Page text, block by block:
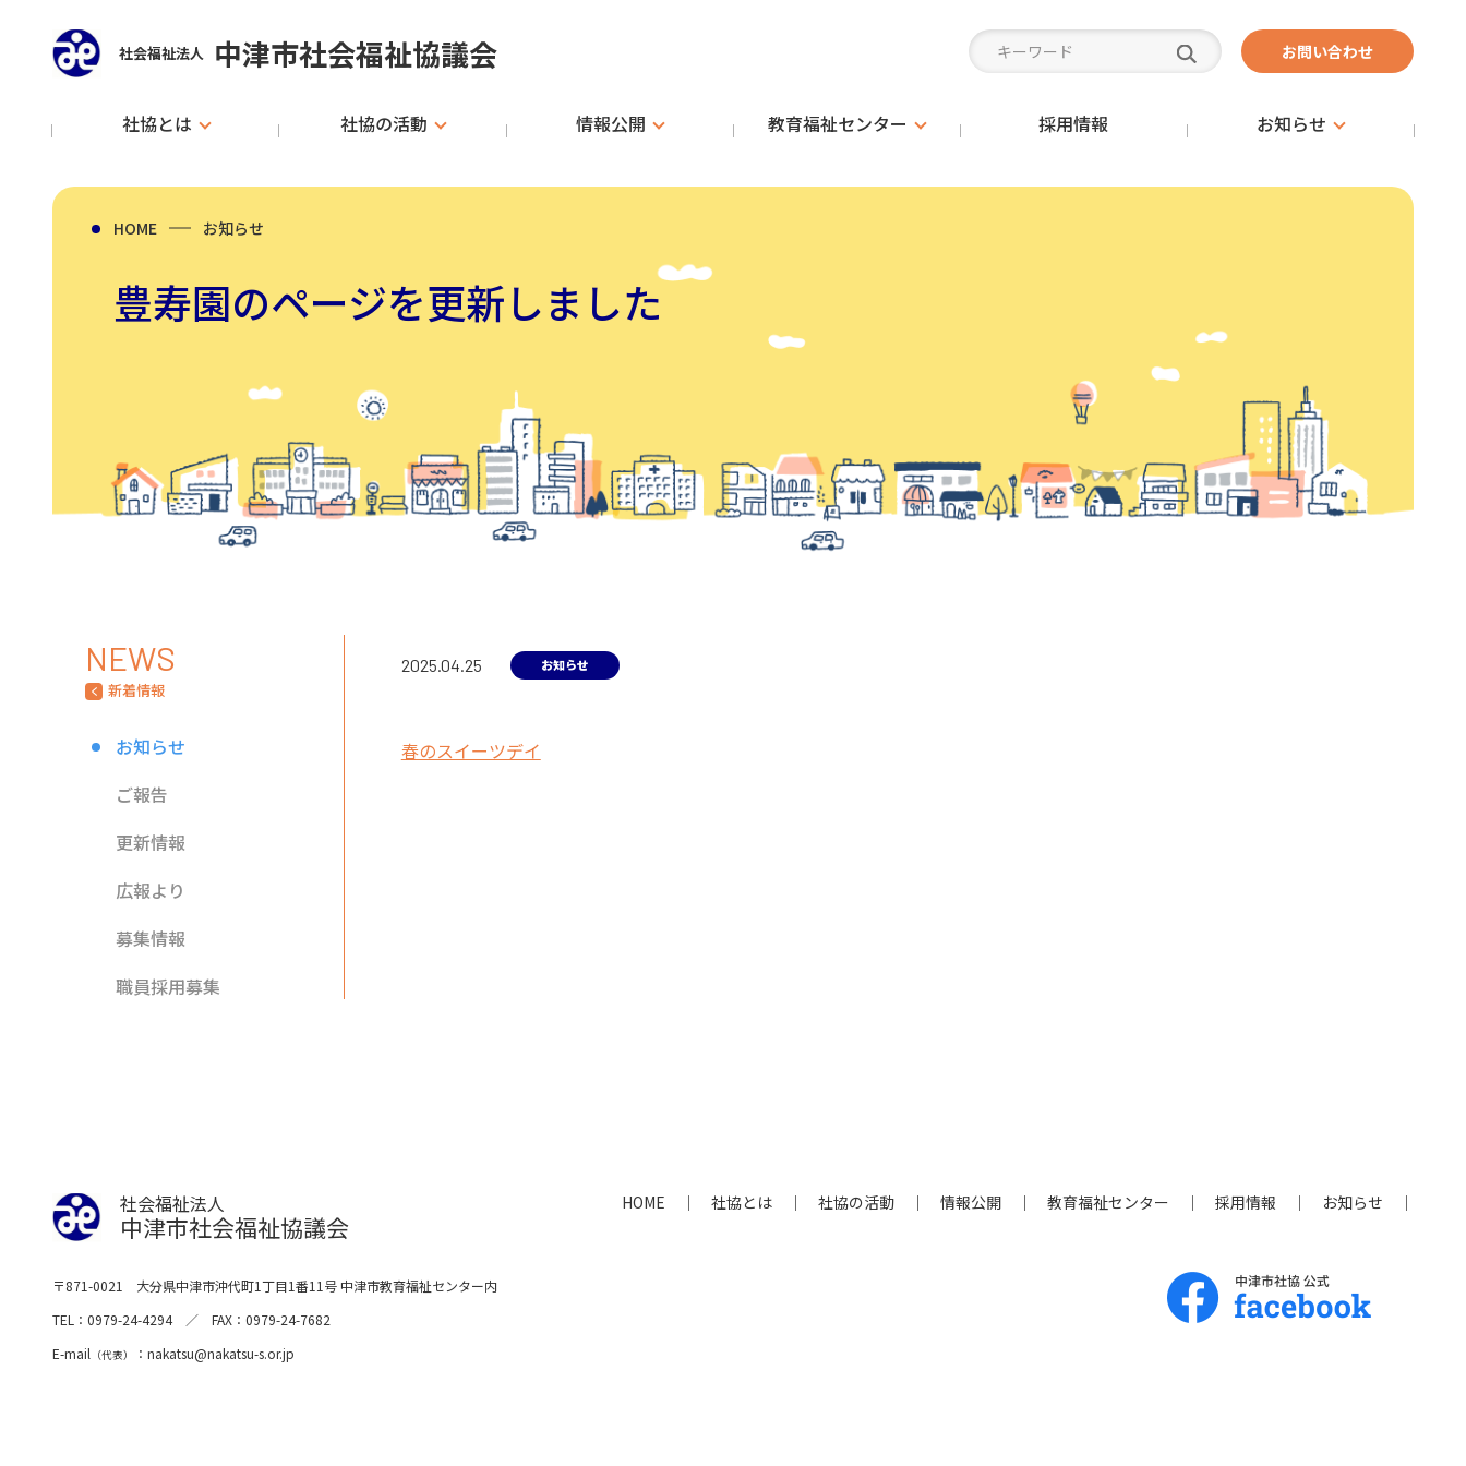
社会福祉法人 中津市社会福祉協議会
社協とは 社協の活動 情報公開 教育福祉センター 採用情報 お知らせ
お問い合わせ
HOME お知らせ
豊寿園のページを更新しました
2025.04.25 お知らせ
春のスイーツデイ
NEWS
新着情報
お知らせ
ご報告
更新情報
広報より
募集情報
職員採用募集
社会福祉法人
中津市社会福祉協議会
〒871-0021 大分県中津市沖代町1丁目1番11号 中津市教育福祉センター内
TEL
0979-24-4294 FAX
0979-24-7682
E-mail（代表） nakatsu nakatsu-s.or.jp
HOME 社協とは 社協の活動 情報公開 教育福祉センター 採用情報 お知らせ